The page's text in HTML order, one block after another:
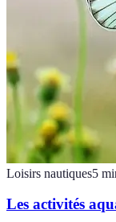
Loisirs nautiques5
Les activités